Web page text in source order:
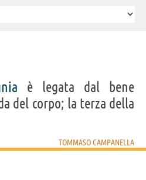
è legata dal bene
del corpo; la terza della
TOMMASO CAMPANELLA